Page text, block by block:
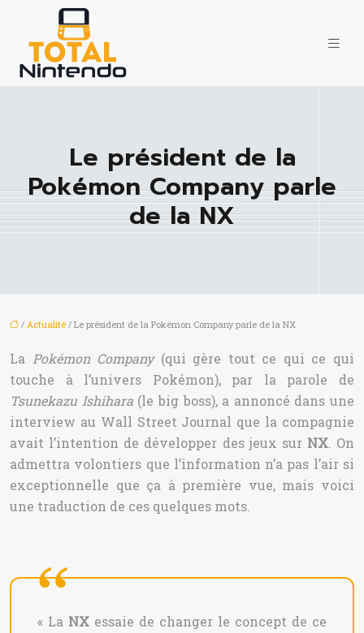
Le président de la
Pokémon Company parle
de la NX
/ Actualité / Le président de la Pokémon Company parle de la NX
La Pokémon Company(qui gère tout ce qui ce qui
touche à l’univers Pokémon), par la parole de
Tsunekazu Ishihara(le big boss), a annoncé dans une
interview au Wall Street Journal que la compagnie
avait l’intention de développer des jeux sur NX. On
admettra volontiers que l’information n’a pas l’air si
exceptionnelle que ça à première vue, mais voici
une traduction de ces quelques mots.
« La NX essaie de changer le concept de ce